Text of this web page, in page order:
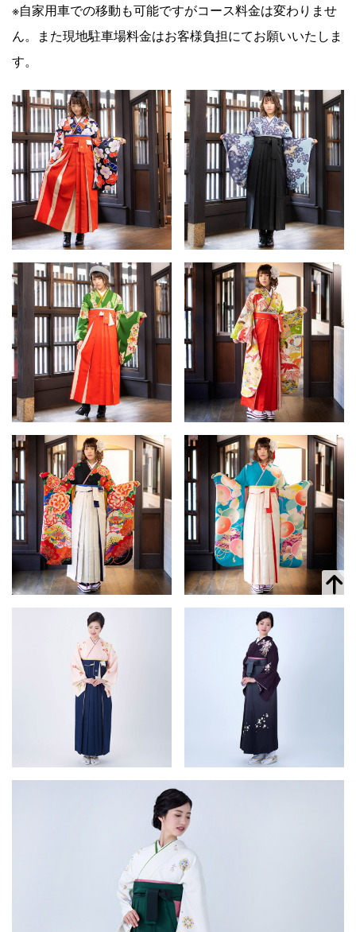
※自家用車での移動も可能ですがコース料金は変わりませ
ん。また現地駐車場料金はお客様負担にてお願いいたしま
す。